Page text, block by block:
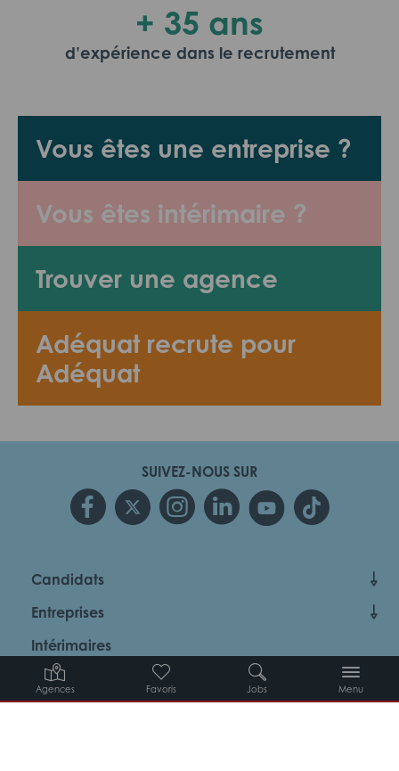
Agences Favoris Jobs Menu
Vous êtes une entreprise ?
Vous êtes intérimaire ?
Trouver une agence
Adéquat recrute pour
Adéquat
+ 35 ans
d’expérience dans le recrutement
SUIVEZ-NOUS SUR
Candidats
Entreprises
Intérimaires
À propos d’Adéquat